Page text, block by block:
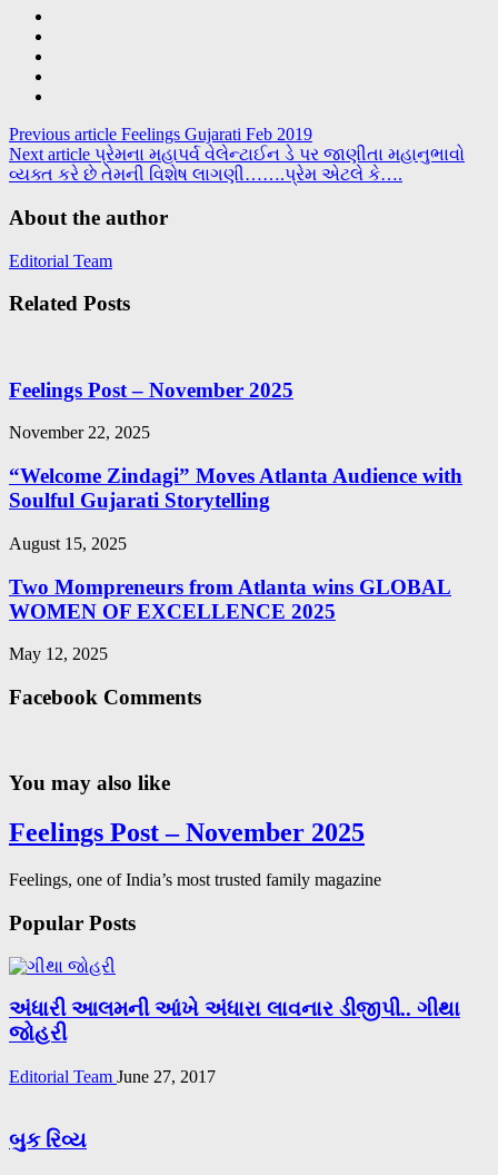
Previous article Feelings Gujarati Feb 2019
Next article પ્રેમના મહાપર્વ વેલેન્ટાઈન ડે પર જાણીતા મહાનુભાવો
વ્યક્ત કરે છે તેમની વિશેષ લાગણી…….પ્રેમ એટલે કે….
About the author
Editorial Team
Related Posts
Feelings Post – November 2025
November 22, 2025
“Welcome Zindagi” Moves Atlanta Audience with
Soulful Gujarati Storytelling
August 15, 2025
Two Mompreneurs from Atlanta wins GLOBAL
WOMEN OF EXCELLENCE 2025
May 12, 2025
Facebook Comments
You may also like
Feelings Post – November 2025
Feelings, one of India’s most trusted family magazine
Popular Posts
અંધારી આલમની આંખે અંધારા લાવનાર ડીજીપી.. ગીથા
જોહરી
Editorial Team June 27, 2017
બુક રિવ્ય